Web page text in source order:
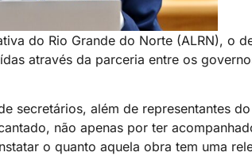
do Rio Grande do Norte (ALRN), o
através da parceria entre os
secretários, além de representantes
não apenas por ter
o quanto aquela obra tem uma